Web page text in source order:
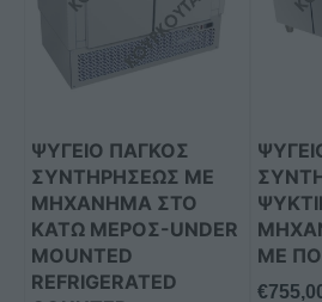
ΨΥΓΕΙΟ ΠΑΓΚΟΣ
ΣΥΝΤΗΡΗΣΕΩΣ ΜΕ
ΜΗΧΑΝΗΜΑ ΣΤΟ
ΚΑΤΩ ΜΕΡΟΣ-UNDER
MOUNTED
REFRIGERATED
παραλλαγές.
μπορούν
να
επιλεγούν
στη
σελίδα
του
ΜΕ
€
να
στη
σελίδα
του